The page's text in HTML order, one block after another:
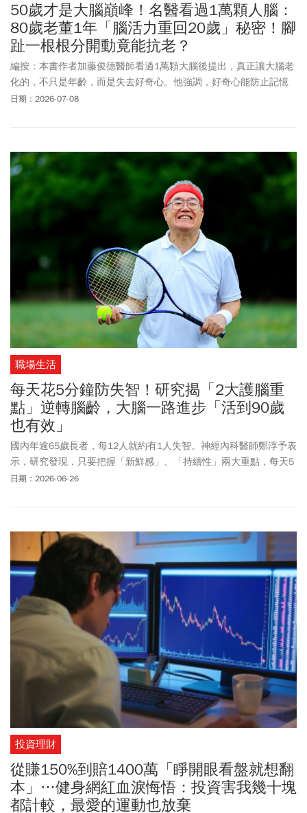
50歲才是大腦巔峰！名醫看過1萬顆人腦：
80歲老董1年「腦活力重回20歲」秘密！腳
趾一根根分開動竟能抗老？
編按：本書作者加藤俊德醫師看過1萬顆大腦後提出，真正讓大腦老
化的，不只是年齡，而是失去好奇心。他強調，好奇心能防止記憶
力與認知功能的衰退，並成為大腦再生與活化的動力源泉。作者透
日期：2026-07-08
職場生活
每天花5分鐘防失智！研究揭「2大護腦重
點」逆轉腦齡，大腦一路進步「活到90歲
也有效」
國內年逾65歲長者，每12人就約有1人失智。神經內科醫師鄭淳予表
示，研究發現，只要把握「新鮮感」、「持續性」兩大重點，每天5
至15分鐘學習新的事物，例如學樂器、烹飪，都能刺激與保護大
日期：2026-06-26
投資理財
從賺150%到賠1400萬「睜開眼看盤就想翻
本」…健身網紅血淚悔悟：投資害我幾十塊
都計較，最愛的運動也放棄